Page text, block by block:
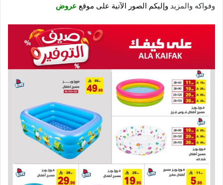
وفواكه والمزيد وإليكم الصور الآتية على موقع عروض